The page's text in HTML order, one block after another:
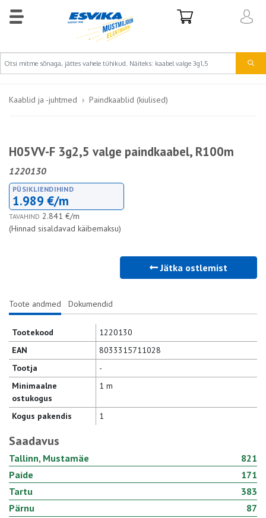
Kaablid ja -juhtmed Paindkaablid (kiulised)
H05VV-F 3g2,5 valge paindkaabel, R100m
1220130
PÜSIKLIENDIHIND
1.989 €/m
TAVAHIND 2.841 €/m
(Hinnad sisaldavad käibemaksu)
Jätka ostlemist
Toote andmed Dokumendid
Tootekood
1220130
EAN
8033315711028
Tootja
-
Minimaalne
ostukogus
1 m
Kogus pakendis 1
Saadavus
Tallinn, Mustamäe
821
Paide
171
Tartu
383
Pärnu
87